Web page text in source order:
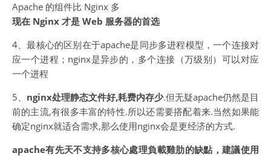
Apache 的组件比 Nginx 多
现在 Nginx 才是 Web 服务器的首选
4、最核心的区别在于apache是同步多进程模型，一个连接对
应一个进程；nginx是异步的，多个连接（万级别）可以对应
一个进程
5、 nginx处理静态文件好,耗费内存少.但无疑apache仍然是目
前的主流,有很多丰富的特性.所以还需要搭配着来.当然如果能
确定nginx就适合需求,那么使用nginx会是更经济的方式.
apache有先天不支持多核心處理負載雞肋的缺點，建議使用